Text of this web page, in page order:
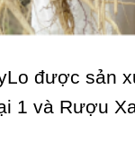
được sản
1 và Rượu